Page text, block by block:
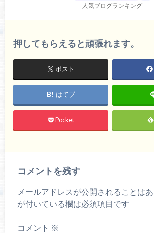
人気ブログランキング
押してもらえると頑張れます。
ポスト
はてブ
Pocket
コメントを残す
メールアドレスが公開されることはあ
が付いている欄は必須項目です
コメント ※